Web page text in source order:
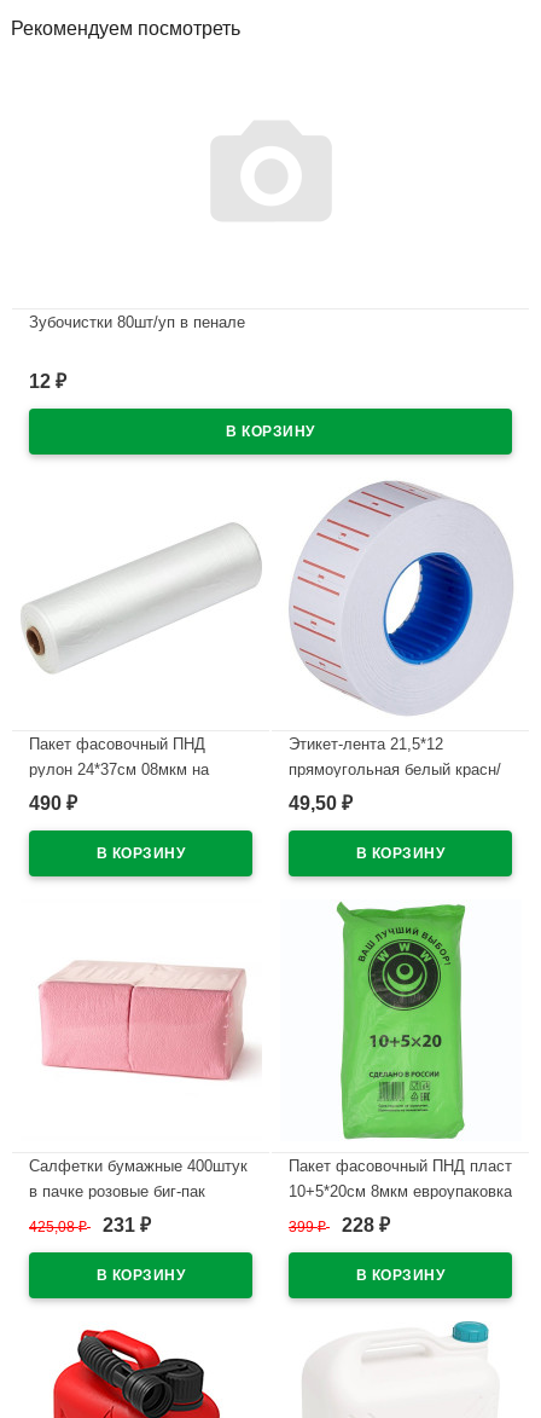
Рекомендуем посмотреть
Зубочистки 80шт/уп в пенале
12 ₽
Пакет фасовочный ПНД
рулон 24*37см 08мкм на
втулке
490 ₽
Этикет-лента 21,5*12
прямоугольная белый красн/
полоса 800этикеток арт.30-
49,50 ₽
Салфетки бумажные 400штук
в пачке розовые биг-пак
В наличии
425,08₽ 231 ₽
Пакет фасовочный ПНД пласт
10+5*20см 8мкм евроупаковка
В наличии
399₽ 228 ₽